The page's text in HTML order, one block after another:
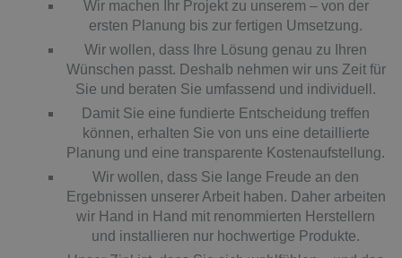
Wir machen Ihr Projekt zu unserem – von der
ersten Planung bis zur fertigen Umsetzung.
Wir wollen, dass Ihre Lösung genau zu Ihren
Wünschen passt. Deshalb nehmen wir uns Zeit für
Sie und beraten Sie umfassend und individuell.
Damit Sie eine fundierte Entscheidung treffen
können, erhalten Sie von uns eine detaillierte
Planung und eine transparente Kostenaufstellung.
Wir wollen, dass Sie lange Freude an den
Ergebnissen unserer Arbeit haben. Daher arbeiten
wir Hand in Hand mit renommierten Herstellern
und installieren nur hochwertige Produkte.